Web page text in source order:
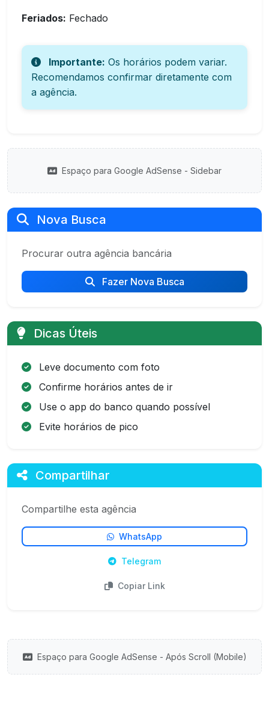
Feriados: Fechado
Importante: Os horários podem variar.
Recomendamos confirmar diretamente com
a agência.
Espaço para Google AdSense - Sidebar
Nova Busca
Procurar outra agência bancária
Fazer Nova Busca
Dicas Úteis
Leve documento com foto
Confirme horários antes de ir
Use o app do banco quando possível
Evite horários de pico
Compartilhar
Compartilhe esta agência
WhatsApp
Telegram
Copiar Link
Espaço para Google AdSense - Após Scroll (Mobile)